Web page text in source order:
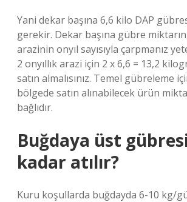
Yani dekar başına 6,6 kilo DAP
gerekir. Dekar başına gübre
arazinin onyıl sayısıyla çarpmanız
2 onyıllık arazi için 2 x 6,6 = 13,2
satın almalısınız. Temel gübreleme
bölgede satın alınabilecek ürün
bağlıdır.
Buğdaya üst
kadar atılır?
Kuru koşullarda buğdayda 6-10 kg/